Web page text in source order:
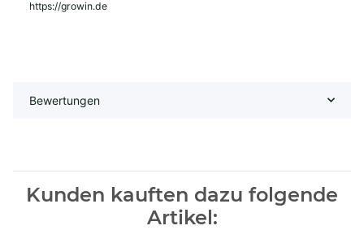
https://growin.de
Bewertungen
Kunden kauften dazu folgende
Artikel: